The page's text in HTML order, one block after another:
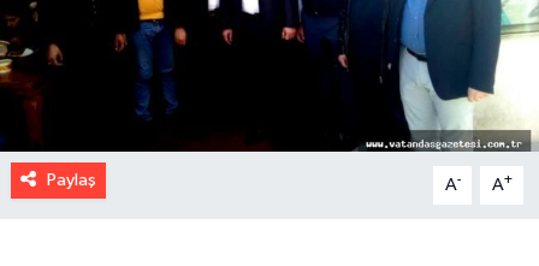
Paylaş A- A+